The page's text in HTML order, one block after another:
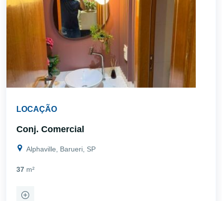
LOCAÇÃO
Conj. Comercial
Alphaville, Barueri, SP
37 m²